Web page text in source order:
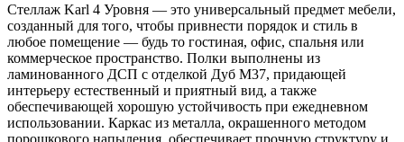
Стеллаж Karl 4 Уровня — это универсальный предмет мебели,
созданный для того, чтобы привнести порядок и стиль в
любое помещение — будь то гостиная, офис, спальня или
коммерческое пространство. Полки выполнены из
ламинованного ДСП с отделкой Дуб M37, придающей
интерьеру естественный и приятный вид, а также
обеспечивающей хорошую устойчивость при ежедневном
использовании. Каркас из металла, окрашенного методом
порошкового напыления, обеспечивает прочную структуру и